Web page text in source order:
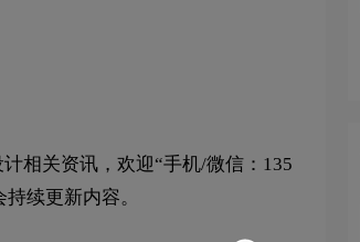
相关资讯，欢迎“手机/微信：135
持续更新内容。